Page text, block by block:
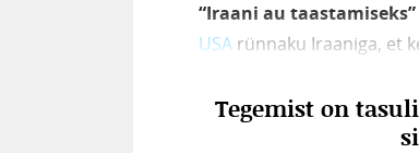
“Iraani au taastamiseks”
USA rünnaku Iraaniga, et
kooskõlastatud. Joe
Tegemist on